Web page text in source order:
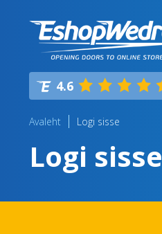
4.6
Avaleht Logi sisse
Logi sisse